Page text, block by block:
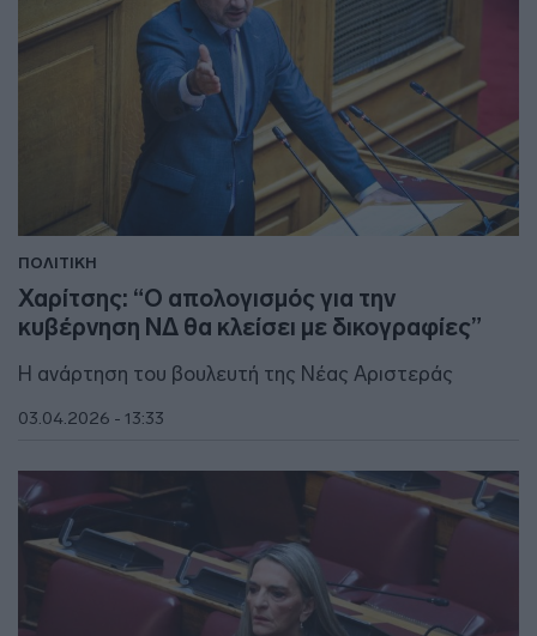
ΠΟΛΙΤΙΚΗ
Χαρίτσης: “Ο απολογισμός για την
κυβέρνηση ΝΔ θα κλείσει με δικογραφίες”
Η ανάρτηση του βουλευτή της Νέας Αριστεράς
03.04.2026 - 13:33